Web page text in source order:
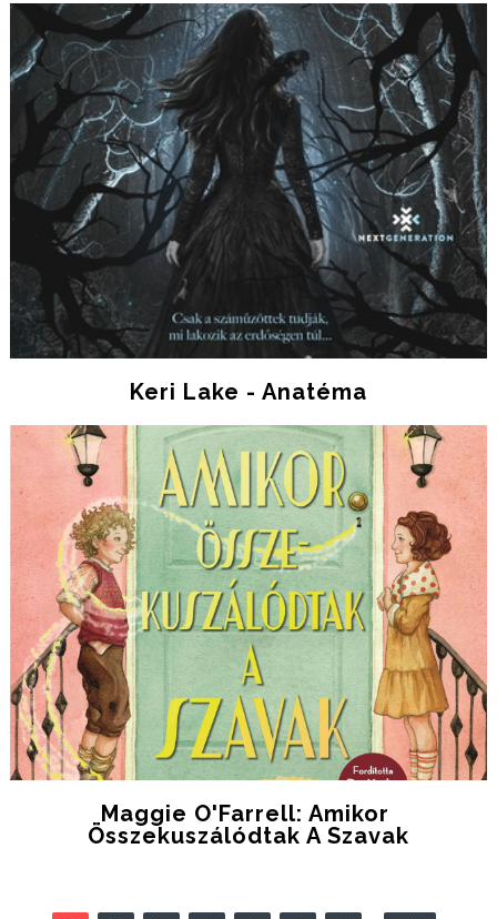
Keri Lake - Anatéma
Maggie O'Farrell: Amikor ​
Összekuszálódtak A Szavak